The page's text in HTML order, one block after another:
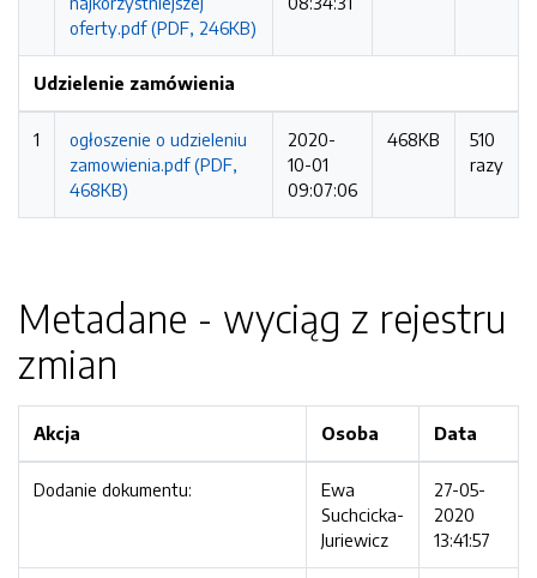
oferty.pdf (PDF, 246KB)
Udzielenie zamówienia
1
ogłoszenie o udzieleniu
zamowienia.pdf (PDF,
468KB)
2020-
10-01
09:07:06
468KB
510
razy
Metadane - wyciąg z rejestru
zmian
Akcja Osoba Data
Dodanie dokumentu:
Ewa
Suchcicka-
Juriewicz
27-05-
2020
13:41:57